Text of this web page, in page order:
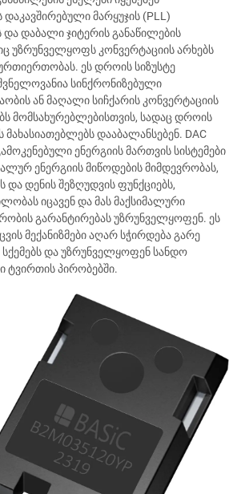
მარყუჯის (PLL)
და დაბალი ჯიტერის განაწილების
უზრუნველყოფს კონვერტაციის არხებს
ეს დროის სიზუსტე
სინქრონიზებული
ან მაღალი სიჩქარის კონვერტაციის
მომსახურებლებისთვის, სადაც დროის
მახასიათებლებს დააბალანსებენ. DAC
ენერგიის მართვის სისტემები
ენერგიის მიწოდების მიმდევრობას,
და დენის შეზღუდვის ფუნქციებს,
იცავენ და მას მაქსიმალური
გარანტირებას უზრუნველყოფენ. ეს
მექანიზმები აღარ სჭირდება გარე
და უზრუნველყოფენ სანდო
ტვირთის პირობებში.